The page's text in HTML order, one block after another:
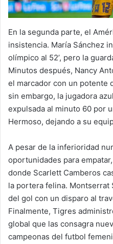
En la segunda parte, el
insistencia. María Sánchez
olímpico al 52’, pero la
Minutos después, Nancy
el marcador con un potente
sin embargo, la jugadora
expulsada al minuto 60 por
Hermoso, dejando a su
A pesar de la inferioridad
oportunidades para
donde Scarlett Camberos
la portera felina. Montserrat
del gol con un disparo al
Finalmente, Tigres
global que las consagra
campeonas del futbol